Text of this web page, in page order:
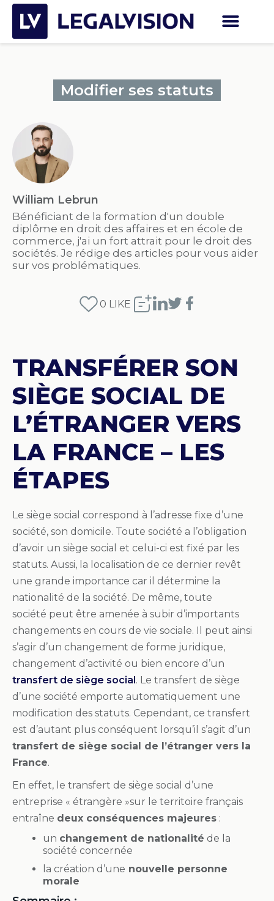
Modifier ses statuts
William Lebrun
Bénéficiant de la formation d'un double
diplôme en droit des affaires et en école de
commerce, j'ai un fort attrait pour le droit des
sociétés. Je rédige des articles pour vous aider
sur vos problématiques.
0 LIKE
TRANSFÉRER SON
SIÈGE SOCIAL DE
L’ÉTRANGER VERS
LA FRANCE – LES
ÉTAPES
Le siège social correspond à l’adresse fixe d’une
société, son domicile. Toute société a l’obligation
d’avoir un siège social et celui-ci est fixé par les
statuts. Aussi, la localisation de ce dernier revêt
une grande importance car il détermine la
nationalité de la société. De même, toute
société peut être amenée à subir d’importants
changements en cours de vie sociale. Il peut ainsi
s’agir d’un changement de forme juridique,
changement d’activité ou bien encore d’un
transfert de siège social. Le transfert de siège
d’une société emporte automatiquement une
modification des statuts. Cependant, ce transfert
est d’autant plus conséquent lorsqu’il s’agit d’un
transfert de siège social de l’étranger vers la
France.
En effet, le transfert de siège social d’une
entreprise « étrangère »sur le territoire français
entraîne deux conséquences majeures :
un changement de nationalité de la
société concernée
la création d’une nouvelle personne
morale